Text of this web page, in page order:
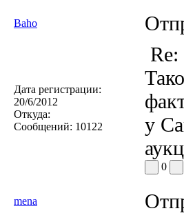
Baho
Дата регистрации:
20/6/2012
Откуда:
Сообщений: 10122
у
0
mena